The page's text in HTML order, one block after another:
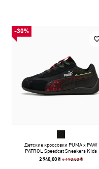
-30%
Детские кроссовки PUMA x PAW
PATROL Speedcat Sneakers Kids
2 940,00 ₴4 190,00 ₴